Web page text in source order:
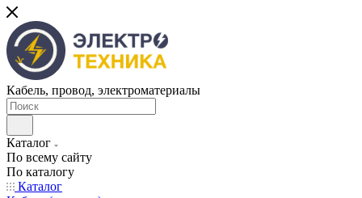
Кабель, провод, электроматериалы
Каталог
По всему сайту
По каталогу
Каталог